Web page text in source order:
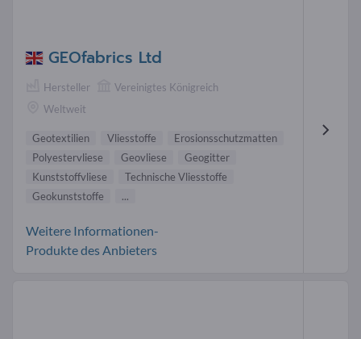
GEOfabrics Ltd
Hersteller
Vereinigtes Königreich
Weltweit
Geotextilien Vliesstoffe
Erosionsschutzmatten
Polyestervliese
Geovliese
Geogitter
Kunststoffvliese
Technische Vliesstoffe
Geokunststoffe
...
Weitere Informationen-
Produkte des Anbieters